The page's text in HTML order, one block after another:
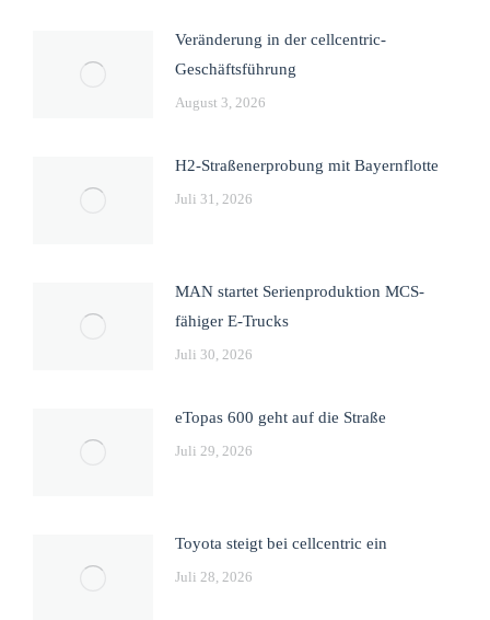
Veränderung in der cellcentric-
Geschäftsführung
August 3, 2026
H2-Straßenerprobung mit Bayernflotte
Juli 31, 2026
MAN startet Serienproduktion MCS-
fähiger E-Trucks
Juli 30, 2026
eTopas 600 geht auf die Straße
Juli 29, 2026
Toyota steigt bei cellcentric ein
Juli 28, 2026